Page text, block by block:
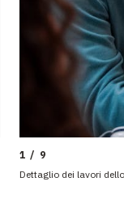
1 / 9
Dettaglio dei lavori